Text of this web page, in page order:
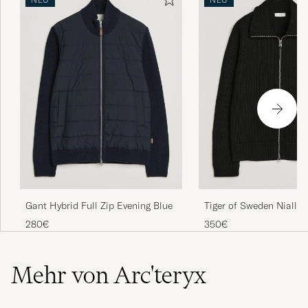
Gant Hybrid Full Zip Evening Blue
280€
Tiger of Sweden Niall
Knitted Full Zip Black
350€
Mehr von Arc'teryx